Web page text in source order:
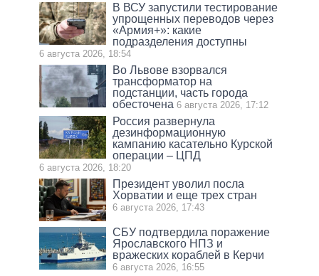
В ВСУ запустили тестирование
упрощенных переводов через
«Армия+»: какие
подразделения доступны
6 августа 2026, 18:54
Во Львове взорвался
трансформатор на
подстанции, часть города
обесточена 6 августа 2026, 17:12
Россия развернула
дезинформационную
кампанию касательно Курской
операции – ЦПД
6 августа 2026, 18:20
Президент уволил посла
Хорватии и еще трех стран
6 августа 2026, 17:43
СБУ подтвердила поражение
Ярославского НПЗ и
вражеских кораблей в Керчи
6 августа 2026, 16:55